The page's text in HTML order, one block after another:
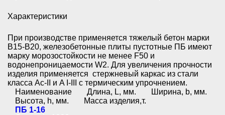
Характеристики
При производстве применяется тяжелый бетон марки
В15-В20, железобетонные плиты пустотные ПБ имеют
марку морозостойкости не менее F50 и
водонепроницаемости W2. Для увеличения прочности
изделия применяется стержневый каркас из стали
класса Ac-II и A I-III с термическим упрочнением.
Наименование
Длина, L, мм.
Ширина, b, мм.
Высота, h, мм.
Масса изделия,т.
ПБ 1-16